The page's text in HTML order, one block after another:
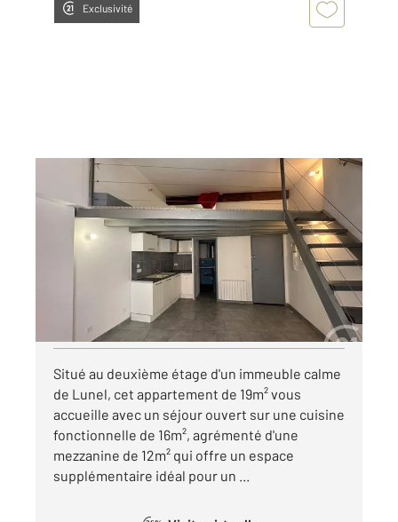
Exclusivité
LUNEL 34
19,21 m2 , 1 pièce
Ref : 53887
Appartement F1 à louer
442 €
par mois charges comprises
Visiter le site dédié
Situé au deuxième étage d'un immeuble calme
de Lunel, cet appartement de 19m² vous
accueille avec un séjour ouvert sur une cuisine
fonctionnelle de 16m², agrémenté d'une
mezzanine de 12m² qui offre un espace
supplémentaire idéal pour un ...